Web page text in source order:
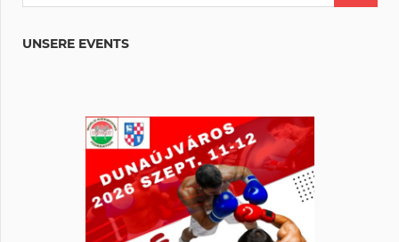
UNSERE EVENTS